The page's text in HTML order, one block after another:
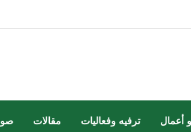
أعمال ترفيه وفعاليات مقالات